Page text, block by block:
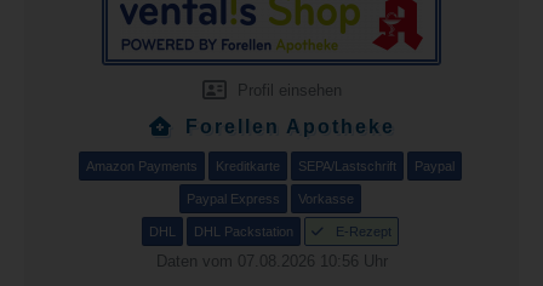
Profil einsehen
Forellen Apotheke
Amazon Payments Kreditkarte SEPA/Lastschrift Paypal
Paypal Express Vorkasse
DHL DHL Packstation E-Rezept
Daten vom 07.08.2026 10:56 Uhr